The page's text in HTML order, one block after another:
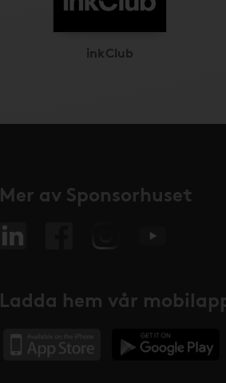
inkClub
Mer av Sponsorhuset
Ladda hem vår